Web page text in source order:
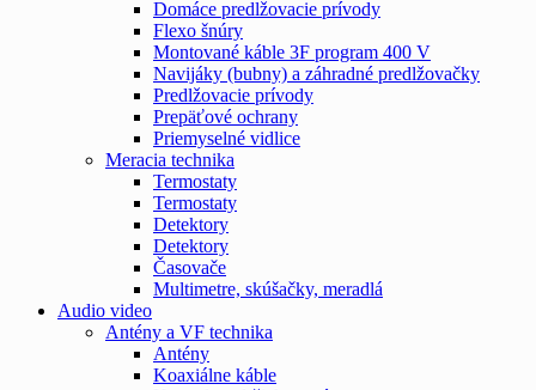
Domáce predlžovacie prívody
Flexo šnúry
Montované káble 3F program 400 V
Navijáky (bubny) a záhradné predlžovačky
Predlžovacie prívody
Prepäťové ochrany
Priemyselné vidlice
Meracia technika
Termostaty
Termostaty
Detektory
Detektory
Časovače
Multimetre, skúšačky, meradlá
Audio video
Antény a VF technika
Antény
Koaxiálne káble